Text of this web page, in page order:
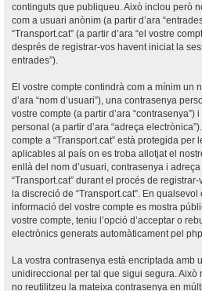
continguts que publiqueu. Això inclou però
com a usuari anònim (a partir d’ara
“Transport.cat” (a partir d’ara “el vostre
després de registrar-vos havent iniciat la
entrades”).
El vostre compte contindrà com a mínim un
d’ara “nom d’usuari”), una contrasenya
vostre compte (a partir d’ara
personal (a partir d’ara “adreça
compte a “Transport.cat” està protegida
aplicables al país on es troba allotjat el
enllà del nom d’usuari, contrasenya i
“Transport.cat” durant el procés de
la discreció de “Transport.cat”. En
informació del vostre compte es mostra
vostre compte, teniu l’opció d’acceptar o
electrònics generats automàticament pel
La vostra contrasenya està encriptada amb
unidireccional per tal que sigui segura. Això
no reutilitzeu la mateixa contrasenya en